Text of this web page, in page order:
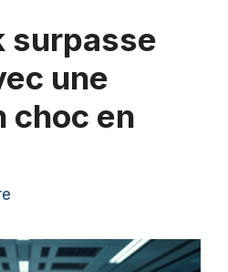
surpasse
une
choc en